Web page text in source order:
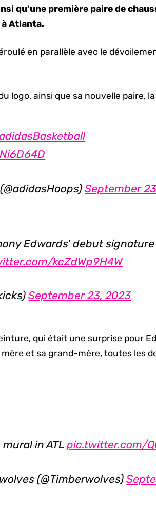
qu’une première paire de
à Atlanta.
en parallèle avec le
logo, ainsi que sa nouvelle paire, la
September
Edwards’ debut
kcZdWp9H4W
September 23, 2023
qui était une surprise pour
mère et sa grand-mère, toutes les
in ATLpic.twitter.com/
(@Timberwolves)